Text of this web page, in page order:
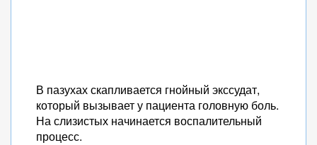
В пазухах скапливается гнойный экссудат,
который вызывает у пациента головную боль.
На слизистых начинается воспалительный
процесс.